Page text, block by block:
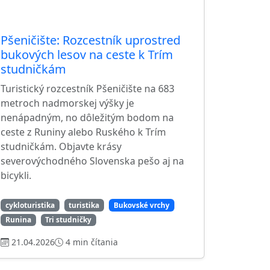
Pšeničište: Rozcestník uprostred
bukových lesov na ceste k Trím
studničkám
Turistický rozcestník Pšeničište na 683
metroch nadmorskej výšky je
nenápadným, no dôležitým bodom na
ceste z Runiny alebo Ruského k Trím
studničkám. Objavte krásy
severovýchodného Slovenska pešo aj na
bicykli.
cykloturistika turistika
Bukovské vrchy
Runina
Tri studničky
21.04.2026 4 min čítania